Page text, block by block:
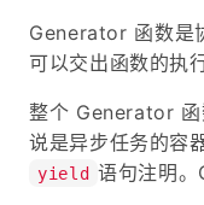
Generator 函数是
可以交出函数的执
整个 Generator 函
说是异步任务的容
yield 语句注明。